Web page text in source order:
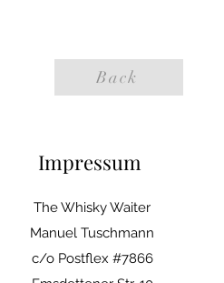
Back
Impressum
The Whisky Waiter
Manuel Tuschmann
c/o Postflex #7866